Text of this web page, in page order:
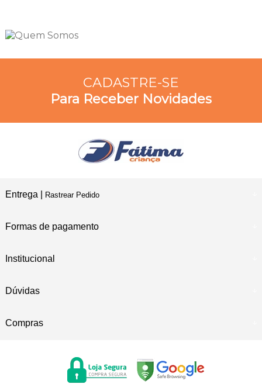
CADASTRE-SE
Para Receber Novidades
Entrega | Rastrear Pedido
Formas de pagamento
Institucional
Dúvidas
Compras